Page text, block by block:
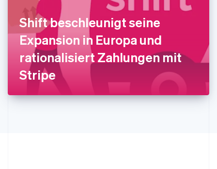
Shift beschleunigt seine
Expansion in Europa und
rationalisiert Zahlungen mit
Stripe
Lettland
English
Liechtenstein
Deutsch
Litauen
English
Luxemburg
FrançaisDeutsch
Malaysia
Malta